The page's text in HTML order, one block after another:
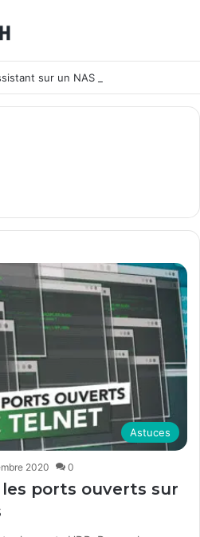
sur un NAS Synology
Astuces
2020 0
ports ouverts sur